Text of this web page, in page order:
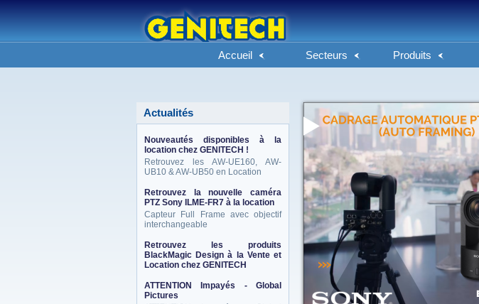
Accueil Secteurs Produits
Actualités
Nouveautés disponibles à la
location chez GENITECH !
Retrouvez les AW-UE160, AW-
UB10 & AW-UB50 en Location
Retrouvez la nouvelle caméra
PTZ Sony ILME-FR7 à la location
Capteur Full Frame avec objectif
interchangeable
Retrouvez les produits
BlackMagic Design à la Vente et
Location chez GENITECH
ATTENTION Impayés - Global
Pictures